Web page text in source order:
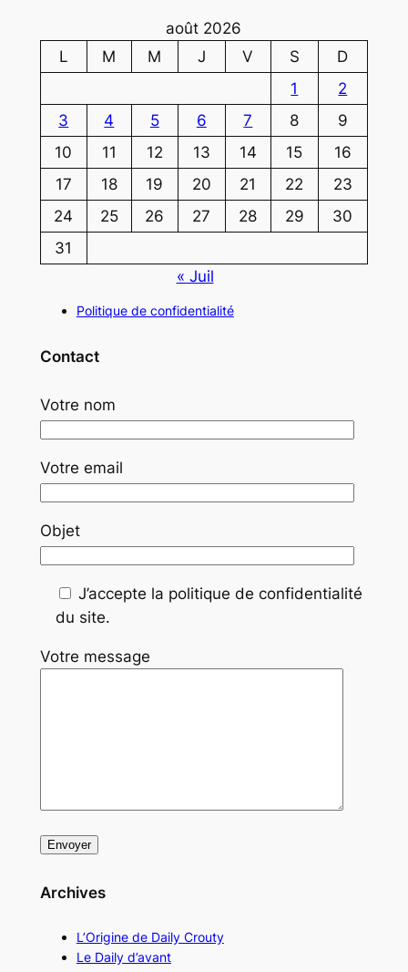
août 2026
L
M M J V S
D
1
2
3
4 5 6 7 8
9
10
11 12 13 14 15
16
17
18 19 20 21 22
23
24
25 26 27 28 29
30
31
« Juil
Politique de confidentialité
Contact
Votre nom
Votre email
Objet
J’accepte la politique de confidentialité
du site.
Votre message
Archives
L’Origine de Daily Crouty
Le Daily d’avant